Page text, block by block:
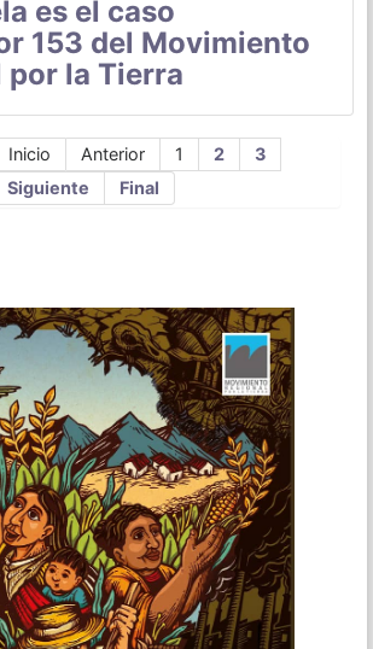
es el caso
153 del Movimiento
por la Tierra
Inicio Anterior 1 2
3
Siguiente
Final